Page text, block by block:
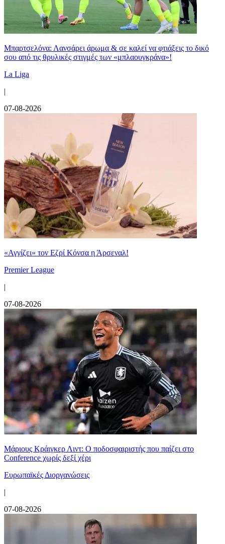
Μπαρτσελόνα: Λανσάρει άρωμα & σε καλεί να φτιάξεις το δικό
σου από τις θρυλικές στιγμές των «μπλαουγκράνα»!
La Liga
|
07-08-2026
«Αγγίζει» τον Εζρί Κόνσα η Άρσεναλ!
Premier League
|
07-08-2026
Μάριους Κράιγκερ Λιντ: Ο ποδοσφαιριστής που παίζει στο
Conference χωρίς δεξί χέρι
Ευρωπαϊκές Διοργανώσεις
|
07-08-2026